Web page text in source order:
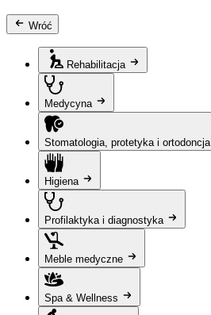
Wróć
Rehabilitacja
Medycyna
Stomatologia, protetyka i ortodoncja
Higiena
Profilaktyka i diagnostyka
Meble medyczne
Spa & Wellness